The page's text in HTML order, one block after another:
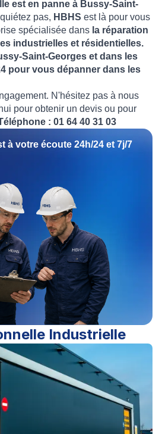
est en panne à Bussy-Saint-
pas, HBHS est là pour vous
spécialisée dans la réparation
industrielles et résidentielles.
Saint-Georges et dans les
pour vous dépanner dans les
N'hésitez pas à nous
pour obtenir un devis ou pour
: 01 64 40 31 03
à votre écoute 24h/24 et 7j/7
Industrielle